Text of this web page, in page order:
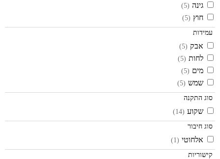
גינה (5)
חוץ (5)
עמידות
אבק (5)
לחות (5)
מים (5)
שמש (5)
סוג התקנה
שקוע (14)
סוג חיבור
אלחוטי (1)
קישוריות